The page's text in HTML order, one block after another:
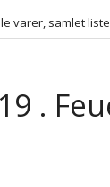
varer, samlet liste
.